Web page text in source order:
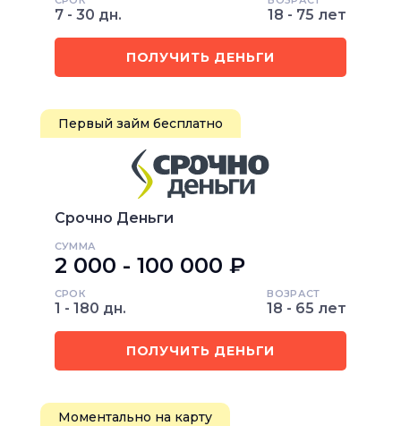
7 - 30 дн. 18 - 75 лет
ПОЛУЧИТЬ ДЕНЬГИ
Первый займ бесплатно
Срочно Деньги
СУММА
2 000 - 100 000 ₽
СРОК
1 - 180 дн.
ВОЗРАСТ
18 - 65 лет
ПОЛУЧИТЬ ДЕНЬГИ
Моментально на карту